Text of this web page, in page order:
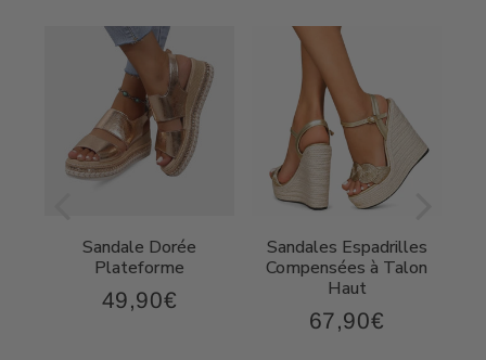
Sandale Dorée
Plateforme
Prix
49,90€
Sandales Espadrilles
Compensées à Talon
Haut
Prix
67,90€